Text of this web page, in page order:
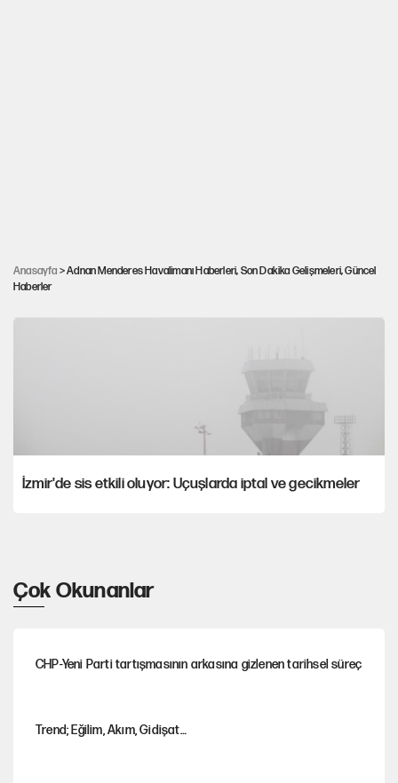
Anasayfa > Adnan Menderes Havalimanı Haberleri, Son Dakika Gelişmeleri, Güncel
Haberler
Adnan Menderes Havalimanı uçuşlara geçici
olarak kapatıldı
İzmir'de sis etkili oluyor: Uçuşlarda iptal ve gecikmeler
Çok Okunanlar
CHP-Yeni Parti tartışmasının arkasına gizlenen tarihsel süreç
Trend; Eğilim, Akım, Gidişat…